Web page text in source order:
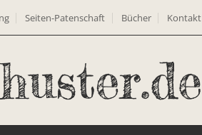
Seiten-Patenschaft Bücher Kontakt